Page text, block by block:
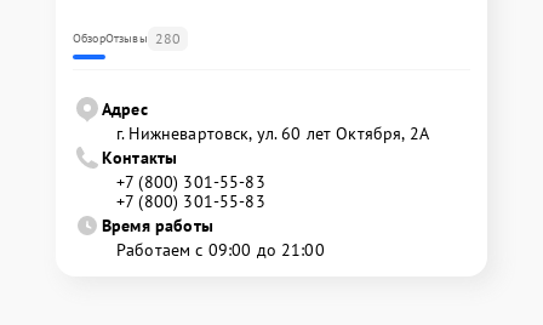
ОбзорОтзывы 280
Адрес
г. Нижневартовск, ул. 60 лет Октября, 2А
Контакты
+7 (800) 301-55-83
+7 (800) 301-55-83
Время работы
Работаем с 09:00 до 21:00